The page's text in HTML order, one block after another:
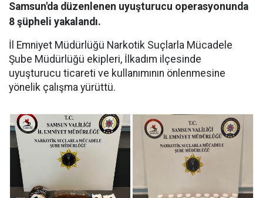
Samsun'da düzenlenen uyuşturucu operasyonunda
8 şüpheli yakalandı.
İl Emniyet Müdürlüğü Narkotik Suçlarla Mücadele
Şube Müdürlüğü ekipleri, İlkadım ilçesinde
uyuşturucu ticareti ve kullanımının önlenmesine
yönelik çalışma yürüttü.